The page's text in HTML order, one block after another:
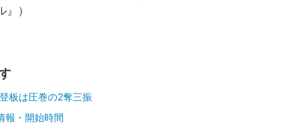
』）
板は圧巻の2奪三振
報・開始時間